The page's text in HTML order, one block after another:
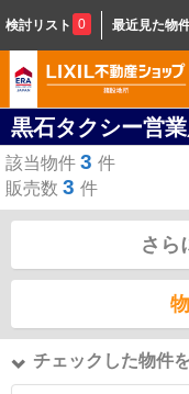
検討リスト 0 最近見た物
黒石タクシー営
該当物件 3 件
販売数 3 件
さら
チェックした物件